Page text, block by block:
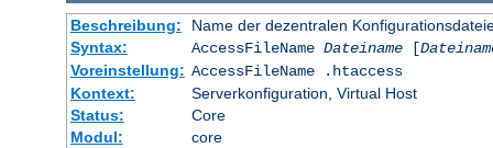
Beschreibung:
Name der dezentralen
Syntax:
AccessFileName Dateiname[
Voreinstellung: AccessFileName .htaccess
Kontext:
Serverkonfiguration, Virtual Host
Status:
Core
Modul:
core